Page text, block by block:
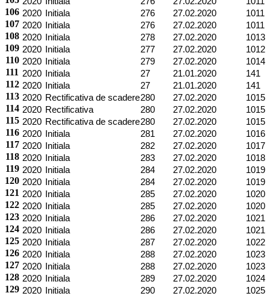
106 2020 Initiala 276 27.02.2020 1011
107 2020 Initiala 276 27.02.2020 1011
108 2020 Initiala 278 27.02.2020 1013
109 2020 Initiala 277 27.02.2020 1012
110 2020 Initiala 279 27.02.2020 1014
111 2020 Initiala 27 21.01.2020 141
112 2020 Initiala 27 21.01.2020 141
113 2020 Rectificativa de scadere280 27.02.2020 1015
114 2020 Rectificativa 280 27.02.2020 1015
115 2020 Rectificativa de scadere280 27.02.2020 1015
116 2020 Initiala 281 27.02.2020 1016
117 2020 Initiala 282 27.02.2020 1017
118 2020 Initiala 283 27.02.2020 1018
119 2020 Initiala 284 27.02.2020 1019
120 2020 Initiala 284 27.02.2020 1019
121 2020 Initiala 285 27.02.2020 1020
122 2020 Initiala 285 27.02.2020 1020
123 2020 Initiala 286 27.02.2020 1021
124 2020 Initiala 286 27.02.2020 1021
125 2020 Initiala 287 27.02.2020 1022
126 2020 Initiala 288 27.02.2020 1023
127 2020 Initiala 288 27.02.2020 1023
128 2020 Initiala 289 27.02.2020 1024
129 2020 Initiala 290 27.02.2020 1025